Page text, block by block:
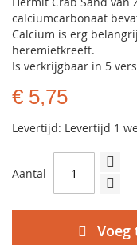
calciumcarbonaat
Calcium is erg
heremietkreeft.
Is verkrijgbaar in 5
€ 5,75
Levertijd: Levertijd 1
Aantal
Voeg